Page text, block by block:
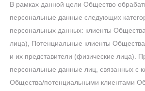
В рамках данной цели Общество
персональные данные следующих
персональных данных: клиенты
лица), Потенциальные клиенты
и их представители (физические лица).
персональные данные лиц, связанных с
Общества/потенциальными клиентами